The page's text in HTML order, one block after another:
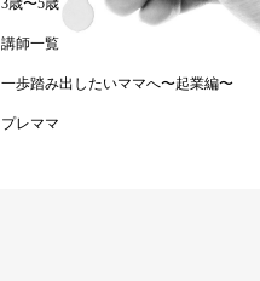
3歳〜5歳
講師一覧
一歩踏み出したいママへ〜起業編〜
プレママ